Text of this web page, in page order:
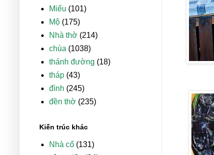
Miếu (101)
Mộ (175)
Nhà thờ (214)
chùa (1038)
thánh đường (18)
tháp (43)
đình (245)
đền thờ (235)
Kiến trúc khác
Nhà cổ (131)